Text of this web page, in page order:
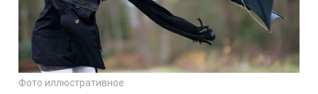
Фото иллюстративное